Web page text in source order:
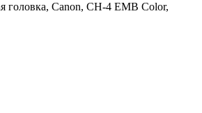
головка, Canon, CH-4 EMB Color,